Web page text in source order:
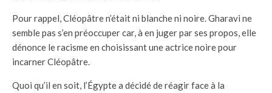
Pour rappel, Cléopâtre n’était ni blanche ni noire. Gharavi ne
semble pas s’en préoccuper car, à en juger par ses propos, elle
dénonce le racisme en choisissant une actrice noire pour
incarner Cléopâtre.
Quoi qu’il en soit, l’Égypte a décidé de réagir face à la